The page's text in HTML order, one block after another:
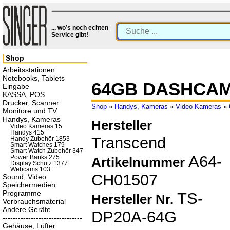
... wo’s noch echten
Service gibt!
64GB
Shop » Handys, Kameras » Video Kameras »
Hersteller
Transcend
Artikelnummer A64-
CH01507
Hersteller Nr. TS-
DP20A-64G
Shop
Arbeitsstationen
Notebooks, Tablets
Eingabe
KASSA, POS
Drucker, Scanner
Monitore und TV
Handys, Kameras
Video Kameras 15
Handys 415
Handy Zubehör 1853
Smart Watches 179
Smart Watch Zubehör 347
Power Banks 275
Display Schutz 1377
Webcams 103
Sound, Video
Speichermedien
Programme
Verbrauchsmaterial
Andere Geräte
-------------------------------
Gehäuse, Lüfter